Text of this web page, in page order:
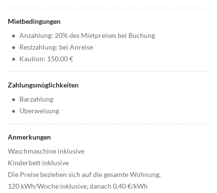
Mietbedingungen
• Anzahlung: 20% des Mietpreises bei Buchung
• Restzahlung: bei Anreise
• Kaution: 150,00 €
Zahlungsmöglichkeiten
• Barzahlung
• Überweisung
Anmerkungen
Waschmaschine inklusive
Kinderbett inklusive
Die Preise beziehen sich auf die gesamte Wohnung.
120 kWh/Woche inklusive, danach 0,40 €/kWh